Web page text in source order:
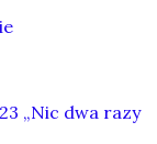
„Nic dwa razy